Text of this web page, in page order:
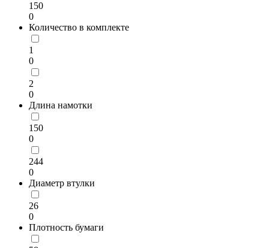
150
0
Количество в комплекте
1
0
2
0
Длина намотки
150
0
244
0
Диаметр втулки
26
0
Плотность бумаги